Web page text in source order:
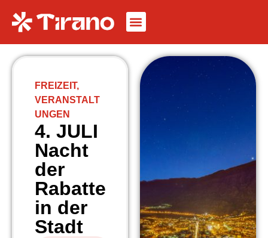
FREIZEIT,
VERANSTALT
UNGEN
4. JULI
Nacht
der
Rabatte
in der
Stadt